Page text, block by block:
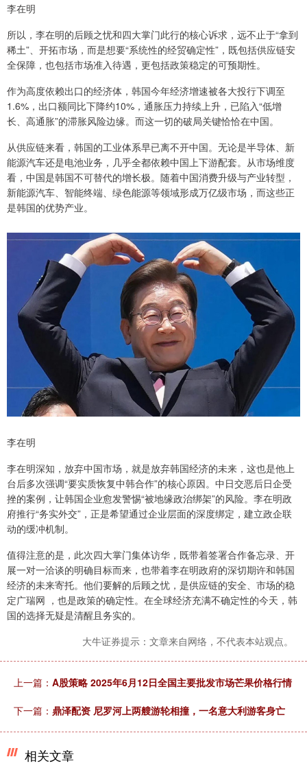
李在明
所以，李在明的后顾之忧和四大掌门此行的核心诉求，远不止于“拿到
稀土”、开拓市场，而是想要“系统性的经贸确定性”，既包括供应链安
全保障，也包括市场准入待遇，更包括政策稳定的可预期性。
作为高度依赖出口的经济体，韩国今年经济增速被各大投行下调至
1.6%，出口额同比下降约10%，通胀压力持续上升，已陷入“低增
长、高通胀”的滞胀风险边缘。而这一切的破局关键恰恰在中国。
从供应链来看，韩国的工业体系早已离不开中国。无论是半导体、新
能源汽车还是电池业务，几乎全都依赖中国上下游配套。从市场维度
看，中国是韩国不可替代的增长极。随着中国消费升级与产业转型，
新能源汽车、智能终端、绿色能源等领域形成万亿级市场，而这些正
是韩国的优势产业。
李在明
李在明深知，放弃中国市场，就是放弃韩国经济的未来，这也是他上
台后多次强调“要实质恢复中韩合作”的核心原因。中日交恶后日企受
挫的案例，让韩国企业愈发警惕“被地缘政治绑架”的风险。李在明政
府推行“务实外交”，正是希望通过企业层面的深度绑定，建立政企联
动的缓冲机制。
值得注意的是，此次四大掌门集体访华，既带着签署合作备忘录、开
展一对一洽谈的明确目标而来，也带着李在明政府的深切期许和韩国
经济的未来寄托。他们要解的后顾之忧，是供应链的安全、市场的稳
定广瑞网 ，也是政策的确定性。在全球经济充满不确定性的今天，韩
国的选择无疑是清醒且务实的。
大牛证券提示：文章来自网络，不代表本站观点。
上一篇： A股策略 2025年6月12日全国主要批发市场芒果价格行情
下一篇： 鼎泽配资 尼罗河上两艘游轮相撞，一名意大利游客身亡
相关文章